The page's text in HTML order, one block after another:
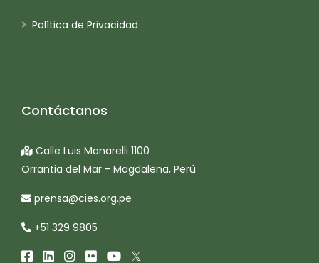
Política de Privacidad
Contáctanos
Calle Luis Manarelli 1100
Orrantia del Mar - Magdalena, Perú
prensa@cies.org.pe
+51 329 9805